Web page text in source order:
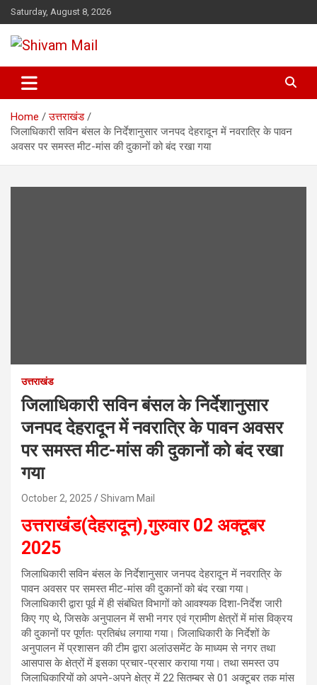
Skip
to
content
Saturday, August 8, 2026
Shivam Mail
Home
उत्तराखंड
जिलाधिकारी सविन बंसल के निर्देशानुसार जनपद देहरादून में नवरात्रि के पावन
अवसर पर समस्त मीट-मांस की दुकानों को बंद रखा गया
उत्तराखंड
जिलाधिकारी सविन बंसल के निर्देशानुसार
जनपद देहरादून में नवरात्रि के पावन अवसर
पर समस्त मीट-मांस की दुकानों को बंद रखा
गया
October 2, 2025 Shivam Mail
उत्तराखंड(देहरादून),गुरुवार 02 अक्टूबर
2025
जिलाधिकारी सविन बंसल के निर्देशानुसार जनपद देहरादून में नवरात्रि के
पावन अवसर पर समस्त मीट-मांस की दुकानों को बंद रखा गया।
जिलाधिकारी द्वारा पूर्व में ही संबंधित विभागों को आवश्यक दिशा-निर्देश जारी
किए गए थे, जिसके अनुपालन में सभी नगर एवं ग्रामीण क्षेत्रों में मांस विक्रय
की दुकानों पर पूर्णतः प्रतिबंध लगाया गया। जिलाधिकारी के निर्देशों के
अनुपालन में प्रशासन की टीम द्वारा अलांउसमेंट के माध्यम से नगर तथा
आसपास के क्षेत्रों में इसका प्रचार-प्रसार कराया गया। तथा समस्त उप
जिलाधिकारियों को अपने-अपने क्षेत्र में 22 सितम्बर से 01 अक्टूबर तक मांस